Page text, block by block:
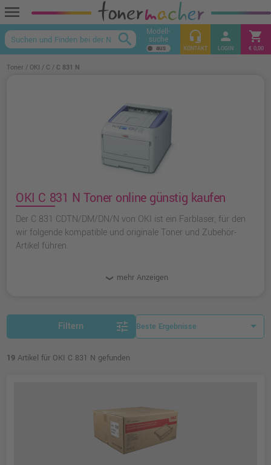
menu
keyboard_arrow_up
search Modell-
suche headset_mic
KONTAKT
person
LOGIN
shopping_cart
€ 0,00
Toner OKI C C 831 N
OKI C 831 N Toner online günstig kaufen
Der C 831 CDTN/DM/DN/N von OKI ist ein Farblaser, für den
wir folgende kompatible und originale Toner und Zubehör-
Artikel führen.
mehr Anzeigen
Filtern tune
19 Artikel für OKI C 831 N gefunden